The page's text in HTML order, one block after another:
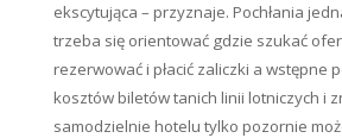
ekscytująca – przyznaje. Pochłania
trzeba się orientować gdzie szukać
rezerwować i płacić zaliczki a wstępne
kosztów biletów tanich linii lotniczych i
samodzielnie hotelu tylko pozornie